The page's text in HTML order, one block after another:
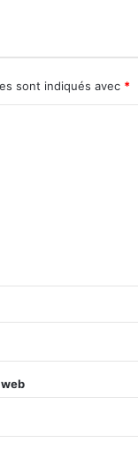
sont indiqués avec *